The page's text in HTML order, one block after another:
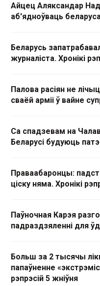
Айцец Аляксандар
аб'ядноўваць
Беларусь
журналіста. Хронікі
Палова расіян не
сваёй арміі ў вайне
Са спадзевам на
Беларусі будуюць
Праваабаронцы:
ціску няма. Хронікі
Паўночная Карэя
падраздзяленні для
Больш за 2 тысячы
папаўненне
рэпрэсій 5 жніўня